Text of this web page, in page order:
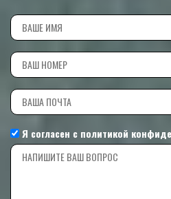
Я согласен с политикой